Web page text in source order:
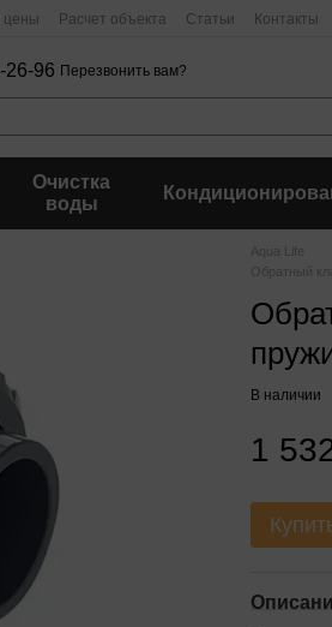
цены Расчет объекта Статьи Контакты
26-96 Перезвонить вам?
Очистка
воды
Aqua Life
Обратный
В наличии
1